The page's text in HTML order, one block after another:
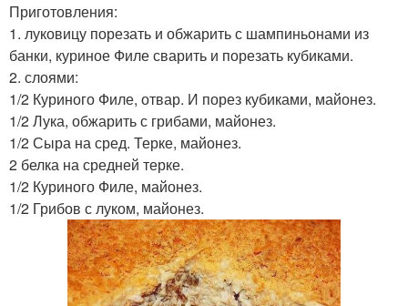
Приготовления:
1. луковицу порезать и обжарить с шампиньонами из
банки, куриное Филе сварить и порезать кубиками.
2. слоями:
1/2 Куриного Филе, отвар. И порез кубиками, майонез.
1/2 Лука, обжарить с грибами, майонез.
1/2 Сыра на сред. Терке, майонез.
2 белка на средней терке.
1/2 Куриного Филе, майонез.
1/2 Грибов с луком, майонез.